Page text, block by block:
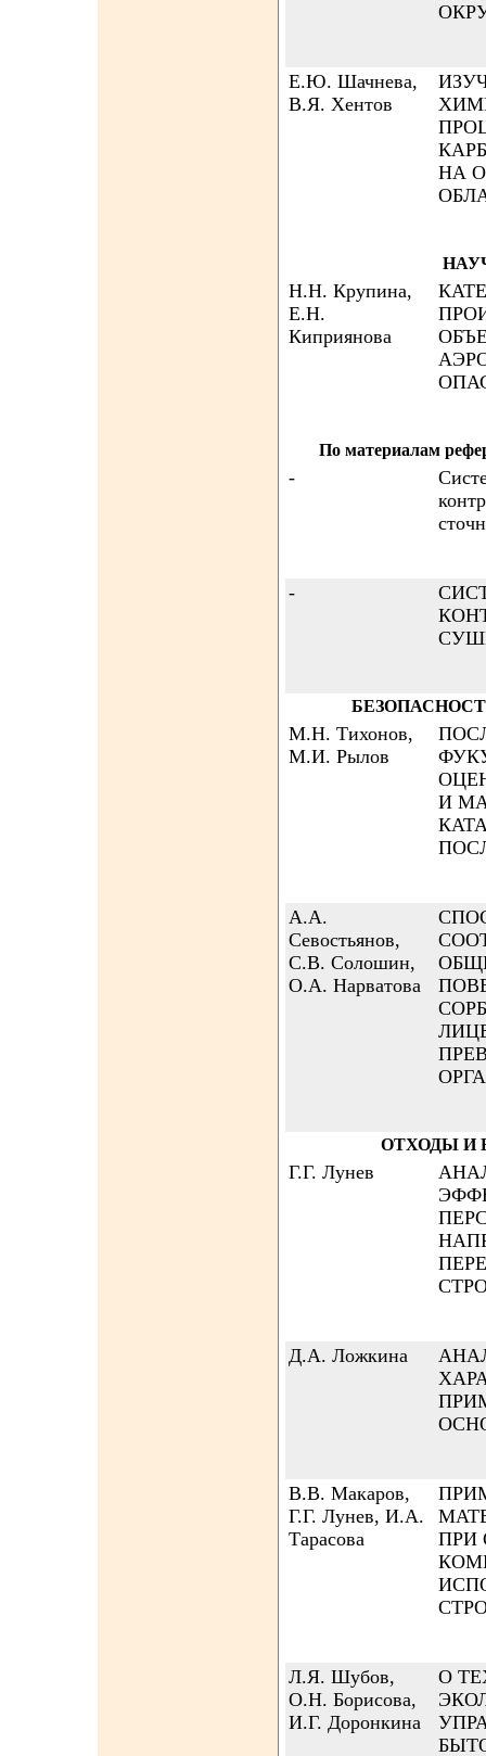
Е.Ю. Шачнева,
В.Я. Хентов
НА
Н.Н. Крупина,
Е.Н.
Киприянова
По материалам
-
-
М.Н. Тихонов,
М.И. Рылов
И
А.А.
Севостьянов,
С.В. Солошин,
О.А. Нарватова
ОТХОДЫ И
Г.Г. Лунев
Д.А. Ложкина
В.В. Макаров,
Г.Г. Лунев, И.А.
Тарасова
ПРИ
Л.Я. Шубов,
О.Н. Борисова,
И.Г. Доронкина
О